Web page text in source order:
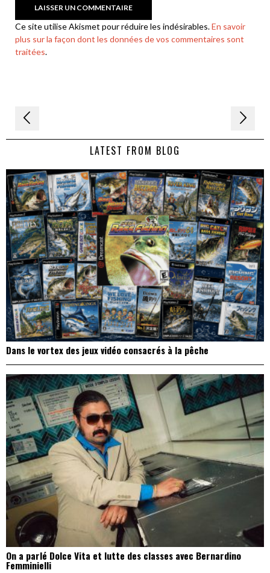
Ce site utilise Akismet pour réduire les indésirables.En savoir
plus sur la façon dont les données de vos commentaires sont
traitées.
Navigation
de LATEST FROM BLOG
Dans le vortex des jeux vidéo consacrés à la pêche
On a parlé Dolce Vita et lutte des classes avec Bernardino
Femminielli